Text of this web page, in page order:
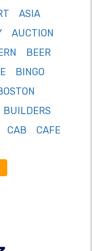
ASIA
AUCTION
BEER
BINGO
BUILDERS
CAB
CAFE